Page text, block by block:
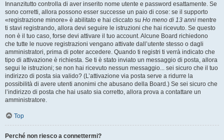
Innanzitutto controlla di aver inserito nome utente e password esattamente. Se
sono corretti, allora possono esser successe un paio di cose: se il supporto
«registrazione minore» è abilitato e hai cliccato su Ho meno di 13 anni mentre
ti stavi registrando, allora devi seguire le istruzioni che hai ricevuto. Se questo
non è il tuo caso, forse devi attivare il tuo account. Alcune Board richiedono
che tutte le nuove registrazioni vengano attivate dall’utente stesso o dagli
amministratori, prima di poter accedere. Quando ti registri ti verrà indicato che
tipo di attivazione è richiesta. Se ti è stato inviato un messaggio di posta, allora
segui le istruzioni; se non hai ricevuto nessun messaggio... sei sicuro che il tuo
indirizzo di posta sia valido? (L’attivazione via posta serve a ridurre la
possibilità di avere utenti anonimi che abusano della Board.) Se sei sicuro che
l’indirizzo di posta che hai usato sia corretto, allora prova a contattare un
amministratore.
Top
Perché non riesco a connettermi?